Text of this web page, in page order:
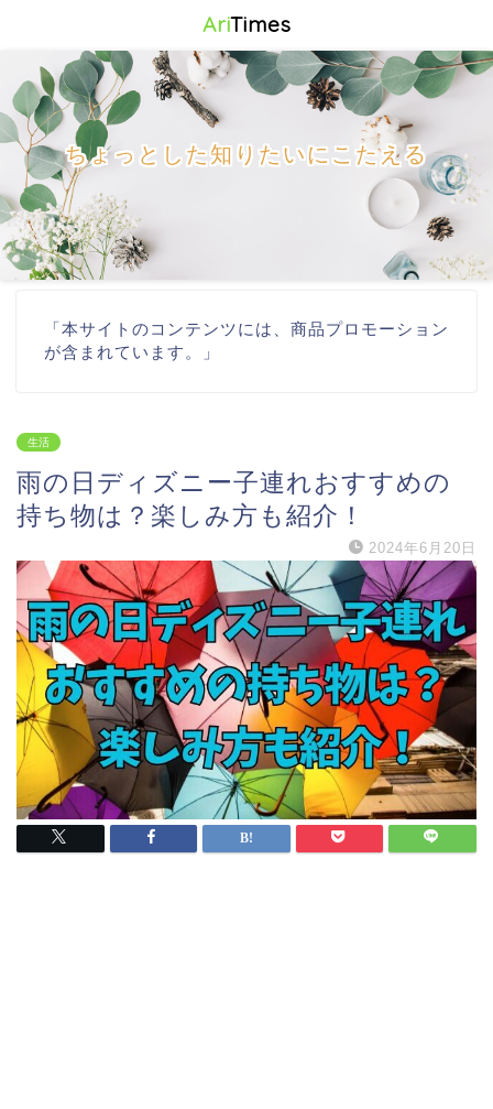
AriTimes
ちょっとした知りたいにこたえる
「本サイトのコンテンツには、商品プロモーション
が含まれています。」
生活
雨の日ディズニー子連れおすすめの
持ち物は？楽しみ方も紹介！
2024年6月20日